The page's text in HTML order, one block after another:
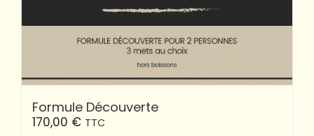
Formule Découverte
170,00 € TTC